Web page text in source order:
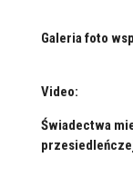
Galeria foto
Video:
Świadectwa